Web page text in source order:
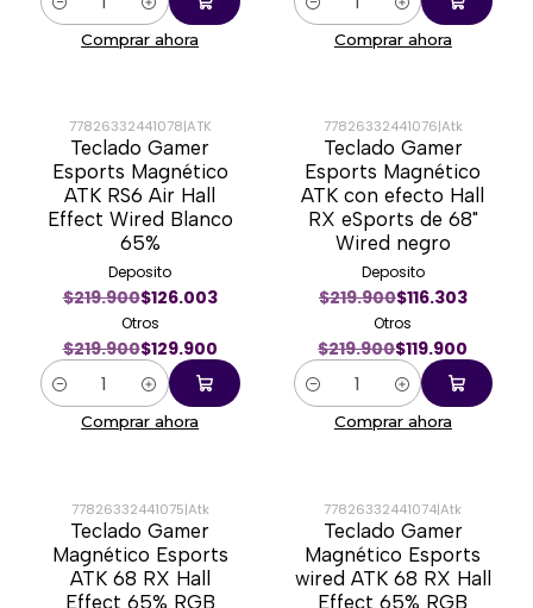
Cantidad
Comprar ahora
Cantidad
Comprar ahora
-41%
77826332441078|ATK
Teclado Gamer
Esports Magnético
ATK RS6 Air Hall
Effect Wired Blanco
65%
Deposito
$219.900$126.003
Otros
$219.900$129.900
Cantidad
Comprar ahora
-45%
77826332441076|Atk
Teclado Gamer
Esports Magnético
ATK con efecto Hall
RX eSports de 68"
Wired negro
Deposito
$219.900$116.303
Otros
$219.900$119.900
Cantidad
Comprar ahora
-45%
77826332441075|Atk
Teclado Gamer
Magnético Esports
ATK 68 RX Hall
Effect 65% RGB
-45%
77826332441074|Atk
Teclado Gamer
Magnético Esports
wired ATK 68 RX Hall
Effect 65% RGB